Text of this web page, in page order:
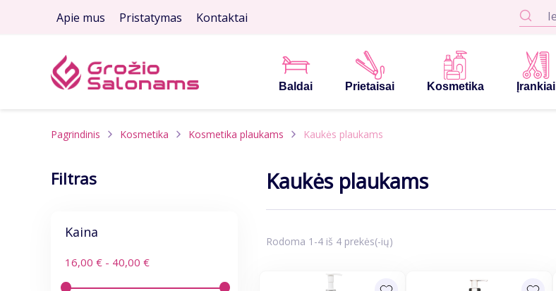
Apie mus Pristatymas Kontaktai
Baldai Prietaisai Kosmetika Įrankiai
Pagrindinis Kosmetika Kosmetika plaukams Kaukės plaukams
Filtras
Kaina
16,00 € - 40,00 €
Kaukės plaukams
Rodoma 1-4 iš 4 prekės(-ių)